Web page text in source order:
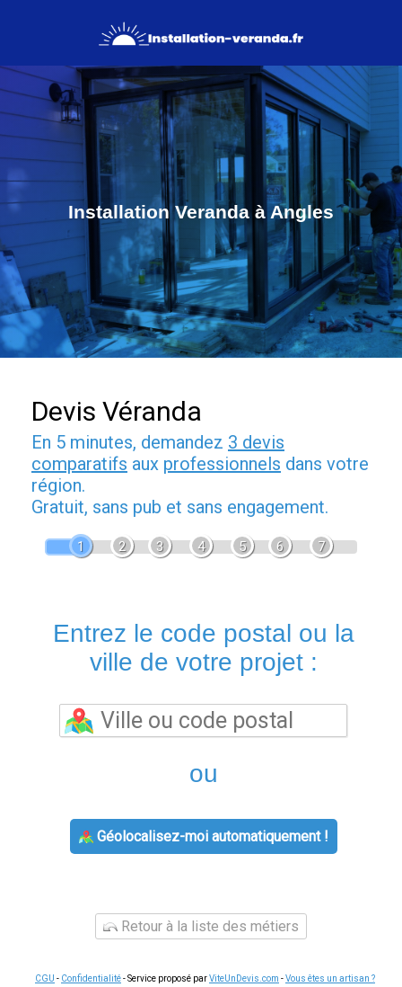
Installation Veranda à Angles
Devis Véranda
En 5 minutes, demandez 3 devis
comparatifs aux professionnels dans votre
région.
Gratuit, sans pub et sans engagement.
1 2 3 4 5 6 7
Entrez le code postal ou la
ville de votre projet :
ou
Géolocalisez-moi automatiquement !
Retour à la liste des métiers
CGU - Confidentialité- Service proposé parViteUnDevis.com -Vous êtes un artisan ?